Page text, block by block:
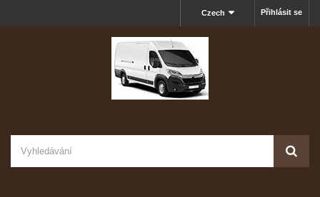
Přihlásit se
Czech